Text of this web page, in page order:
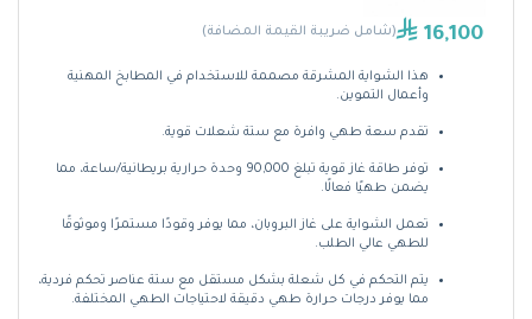
16,100 (شامل ضريبة القيمة المضافة)
هذا الشواية المشرقة مصممة للاستخدام في المطابخ المهنية
وأعمال التموين.
تقدم سعة طهي وافرة مع ستة شعلات قوية.
توفر طاقة غاز قوية تبلغ 90,000 وحدة حرارية بريطانية/ساعة، مما
يضمن طهيًا فعالًا.
تعمل الشواية على غاز البروبان، مما يوفر وقودًا مستمرًا وموثوقًا
للطهي عالي الطلب.
يتم التحكم في كل شعلة بشكل مستقل مع ستة عناصر تحكم فردية،
مما يوفر درجات حرارة طهي دقيقة لاحتياجات الطهي المختلفة.